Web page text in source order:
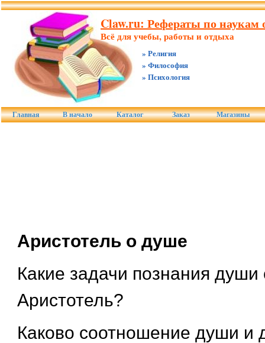
Claw.ru: Рефераты по наукам
Всё для учебы, работы и отдыха
» Религия
» Философия
» Психология
Главная В начало Каталог Заказ Магазины
Аристотель о душе
Какие задачи познания души
Аристотель?
Каково соотношение души и